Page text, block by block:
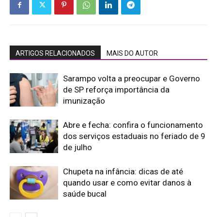
ARTIGOS RELACIONADOS MAIS DO AUTOR
Sarampo volta a preocupar e Governo
de SP reforça importância da
imunização
Abre e fecha: confira o funcionamento
dos serviços estaduais no feriado de 9
de julho
Chupeta na infância: dicas de até
quando usar e como evitar danos à
saúde bucal